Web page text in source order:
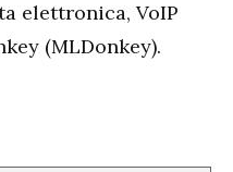
elettronica, VoIP
(MLDonkey).